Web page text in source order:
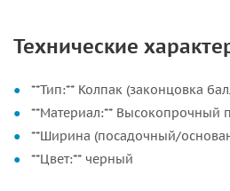
Технические
**Тип:** Колпак (законцовка
**Материал:** Высокопрочный
**Ширина (посадочный/
**Цвет:** черный